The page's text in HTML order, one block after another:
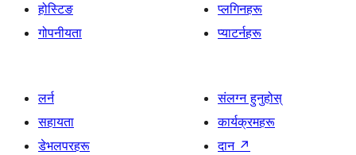
होस्टिङ
गोपनीयता
प्लगिनहरू
प्याटर्नहरू
लर्न
सहायता
डेभलपरहरू
संलग्न हुनुहोस्
कार्यक्रमहरू
दान ↗